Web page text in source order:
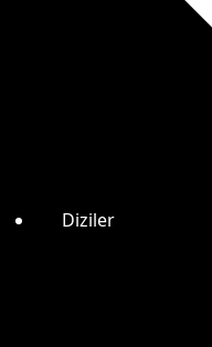
Diziler